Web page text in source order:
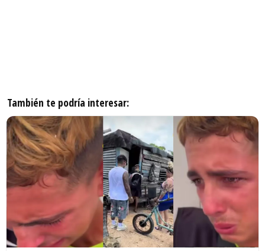
También te podría interesar: